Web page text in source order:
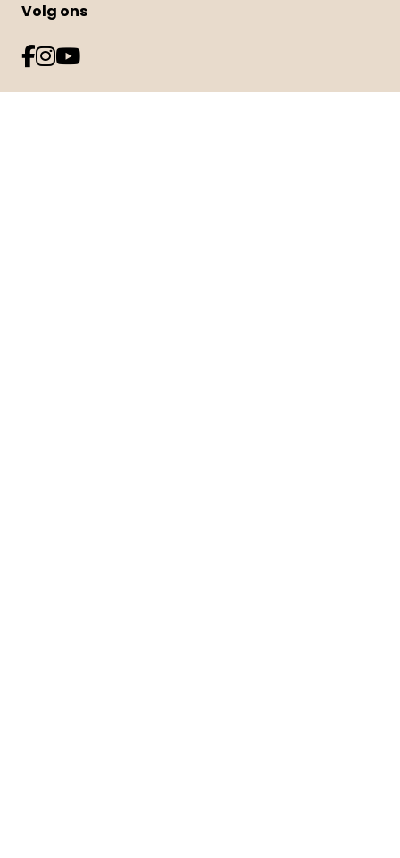
Volg ons